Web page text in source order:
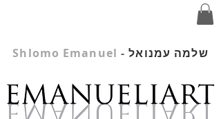
Shlomo Emanuel - שלמה עמנואל